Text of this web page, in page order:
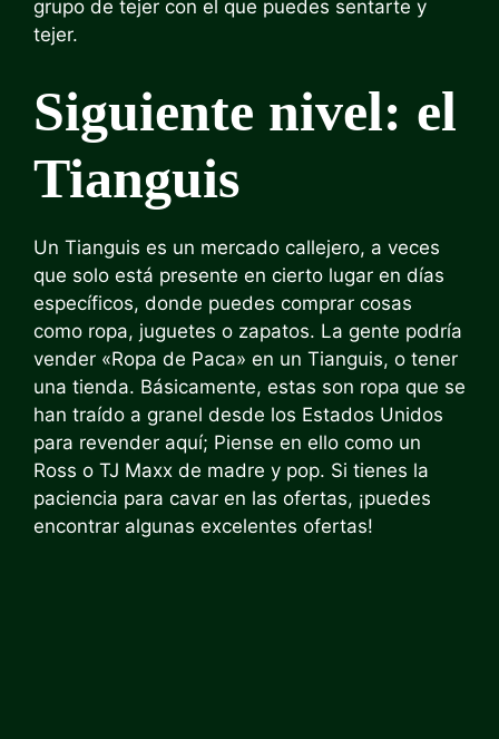
grupo de tejer con el que puedes sentarte y
tejer.
Siguiente nivel: el
Tianguis
Un Tianguis es un mercado callejero, a veces
que solo está presente en cierto lugar en días
específicos, donde puedes comprar cosas
como ropa, juguetes o zapatos. La gente podría
vender «Ropa de Paca» en un Tianguis, o tener
una tienda. Básicamente, estas son ropa que se
han traído a granel desde los Estados Unidos
para revender aquí; Piense en ello como un
Ross o TJ Maxx de madre y pop. Si tienes la
paciencia para cavar en las ofertas, ¡puedes
encontrar algunas excelentes ofertas!